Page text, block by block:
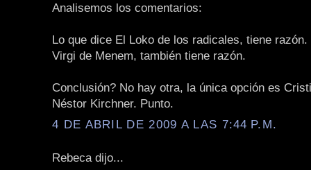
Analisemos los comentarios:
Lo que dice El Loko de los radicales, tiene
Virgi de Menem, también tiene razón.
Conclusión? No hay otra, la única opción es
Néstor Kirchner. Punto.
4 DE ABRIL DE 2009 A LAS 7:44 P.M.
Rebeca dijo...